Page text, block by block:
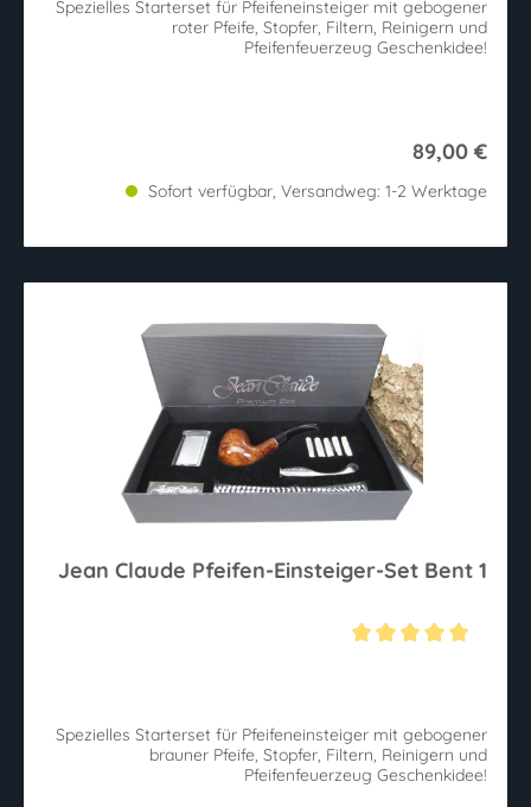
Spezielles Starterset für Pfeifeneinsteiger mit gebogener
roter Pfeife, Stopfer, Filtern, Reinigern und
Pfeifenfeuerzeug Geschenkidee!
89,00 €
Sofort verfügbar, Versandweg: 1-2 Werktage
Jean Claude Pfeifen-Einsteiger-Set Bent 1
Spezielles Starterset für Pfeifeneinsteiger mit gebogener
brauner Pfeife, Stopfer, Filtern, Reinigern und
Pfeifenfeuerzeug Geschenkidee!